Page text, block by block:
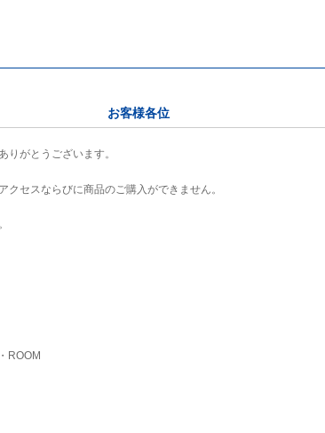
お客様各位
りがとうございます。
セスならびに商品のご購入ができません。
ROOM